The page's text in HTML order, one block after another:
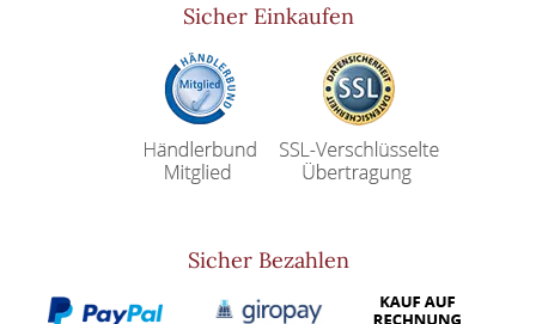
Sicher Einkaufen
Sicher Bezahlen